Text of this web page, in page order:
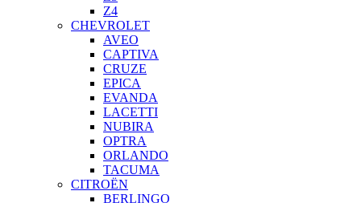
Z4
CHEVROLET
AVEO
CAPTIVA
CRUZE
EPICA
EVANDA
LACETTI
NUBIRA
OPTRA
ORLANDO
TACUMA
CITROËN
BERLINGO